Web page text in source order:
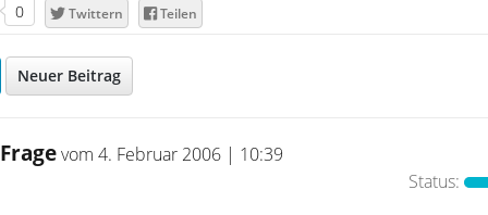
0 Twittern Teilen
Neuer Beitrag
Fragevom 4. Februar 2006 | 10:39
Status: